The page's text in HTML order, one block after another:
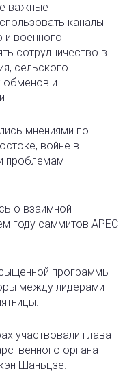
важные
каналы
и военного
сотрудничество в
сельского
обменов и
мнениями по
войне в
проблемам
о взаимной
году саммитов APEC
программы
между лидерами
участвовали глава
органа
Шаньцзе.